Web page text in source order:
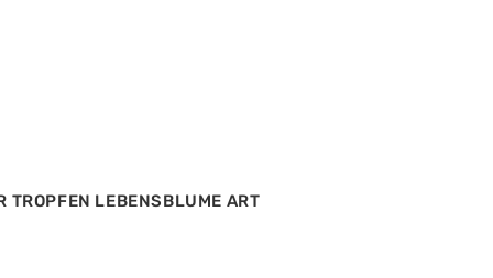
TROPFEN LEBENSBLUME ART